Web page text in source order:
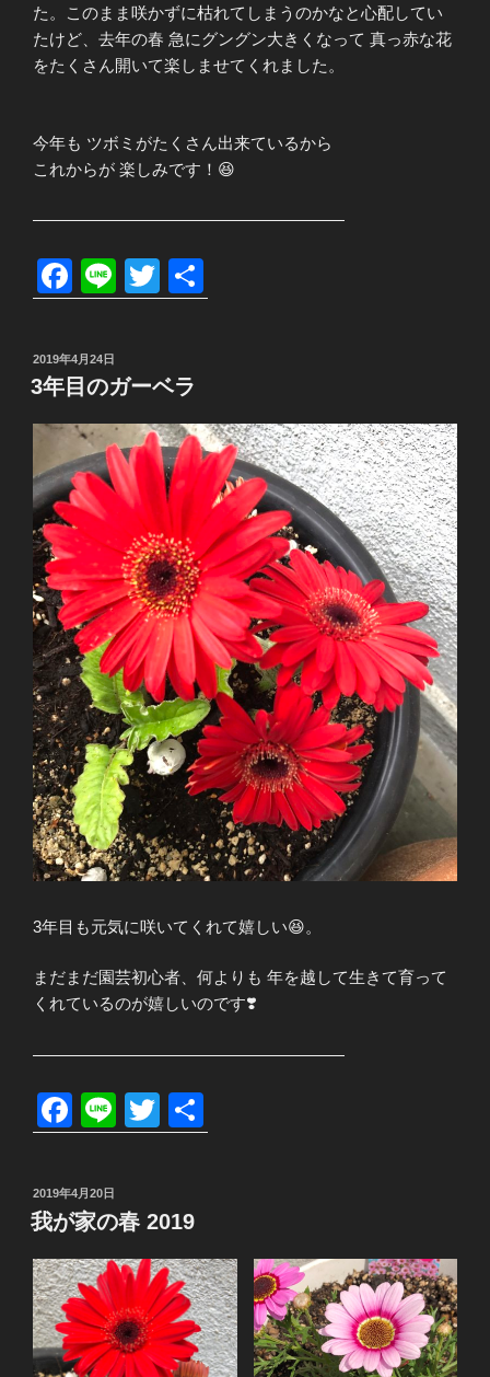
た。このまま咲かずに枯れてしまうのかなと心配してい
たけど、去年の春 急にグングン大きくなって 真っ赤な花
をたくさん開いて楽しませてくれました。
今年も ツボミがたくさん出来ているから
これからが 楽しみです！😆
———————————————————
F
a
c
e
b
o
o
k
Li
n
T
wi
er
有
投
稿
日:
2019年4月24日
3年目のガーベラ
3年目も元気に咲いてくれて嬉しい😆。
まだまだ園芸初心者、何よりも 年を越して生きて育って
くれているのが嬉しいのです❣️
———————————————————
F
a
c
e
b
o
o
k
Li
n
T
wi
er
有
投
稿
日:
2019年4月20日
我が家の春 2019